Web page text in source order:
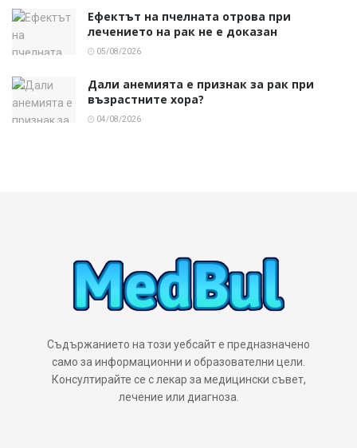
Ефектът на пчелната отрова при
лечението на рак не е доказан
05/08/2026
Дали анемията е признак за рак при
възрастните хора?
04/08/2026
Съдържанието на този уебсайт е предназначено
само за информационни и образователни цели.
Консултирайте се с лекар за медицински съвет,
лечение или диагноза.